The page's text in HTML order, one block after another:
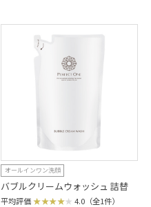
オールインワン洗顔
バブルクリームウォッシュ 詰替
平均評価 4.0（全1件）